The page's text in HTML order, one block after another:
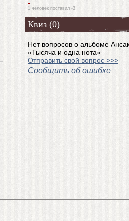
1 человек поставил -3
Квиз (0)
Нет вопросов о альбоме
«Тысяча и одна нота»
Отправить свой вопрос >>>
Сообщить об ошибке